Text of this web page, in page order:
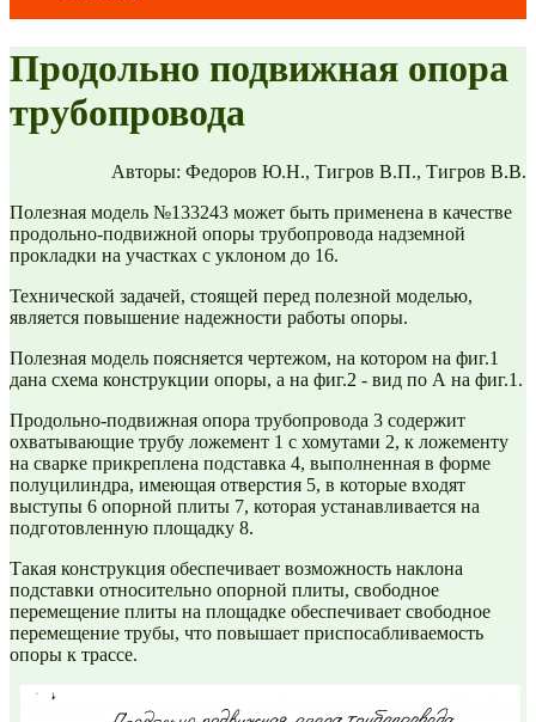
Продольно подвижная опора
трубопровода
Авторы: Федоров Ю.Н., Тигров В.П., Тигров В.В.
Полезная модель №133243 может быть применена в качестве
продольно-подвижной опоры трубопровода надземной
прокладки на участках с уклоном до 16.
Технической задачей, стоящей перед полезной моделью,
является повышение надежности работы опоры.
Полезная модель поясняется чертежом, на котором на фиг.1
дана схема конструкции опоры, а на фиг.2 - вид по А на фиг.1.
Продольно-подвижная опора трубопровода 3 содержит
охватывающие трубу ложемент 1 с хомутами 2, к ложементу
на сварке прикреплена подставка 4, выполненная в форме
полуцилиндра, имеющая отверстия 5, в которые входят
выступы 6 опорной плиты 7, которая устанавливается на
подготовленную площадку 8.
Такая конструкция обеспечивает возможность наклона
подставки относительно опорной плиты, свободное
перемещение плиты на площадке обеспечивает свободное
перемещение трубы, что повышает приспосабливаемость
опоры к трассе.